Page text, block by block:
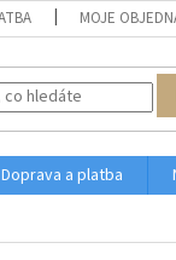
MOJE
Doprava a platba